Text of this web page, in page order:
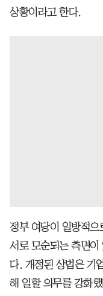
상황이라고 한다.
정부 여당이 일방적으
서로 모순되는 측면이
다. 개정된 상법은 기
해 일할 의무를 강화